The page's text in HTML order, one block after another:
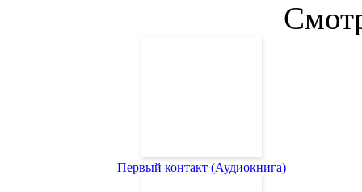
Первый контакт (Аудиокнига)